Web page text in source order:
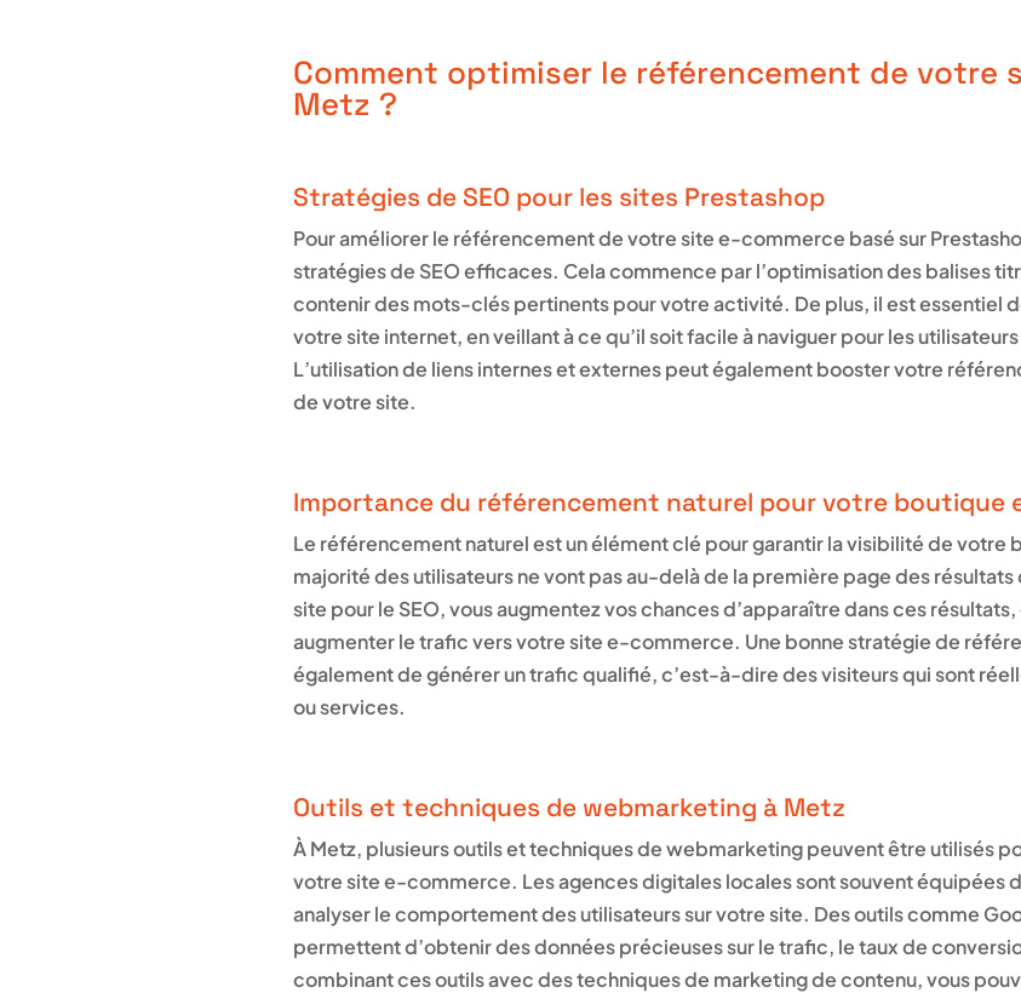
Comment optimiser le référencement de votre
Metz ?
Stratégies de SEO pour les sites Prestashop
Pour améliorer le référencement de votre site e-commerce basé sur
stratégies de SEO efficaces. Cela commence par l’optimisation des balises
contenir des mots-clés pertinents pour votre activité. De plus, il est essentiel
votre site internet, en veillant à ce qu’il soit facile à naviguer pour les
L’utilisation de liens internes et externes peut également booster votre
de votre site.
Importance du référencement naturel pour votre boutique
Le référencement naturel est un élément clé pour garantir la visibilité de votre
majorité des utilisateurs ne vont pas au-delà de la première page des
site pour le SEO, vous augmentez vos chances d’apparaître dans ces
augmenter le trafic vers votre site e-commerce. Une bonne stratégie de
également de générer un trafic qualifié, c’est-à-dire des visiteurs qui sont
ou services.
Outils et techniques de webmarketing à Metz
À Metz, plusieurs outils et techniques de webmarketing peuvent être utilisés
votre site e-commerce. Les agences digitales locales sont souvent équipées
analyser le comportement des utilisateurs sur votre site. Des outils comme
permettent d’obtenir des données précieuses sur le trafic, le taux de
combinant ces outils avec des techniques de marketing de contenu, vous